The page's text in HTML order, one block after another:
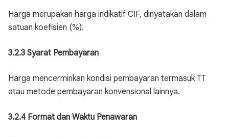
Harga merupakan harga indikatif CIF, dinyatakan dalam
satuan koefisien (%).
3.2.3 Syarat Pembayaran
Harga mencerminkan kondisi pembayaran termasuk TT
atau metode pembayaran konvensional lainnya.
3.2.4 Format dan Waktu Penawaran